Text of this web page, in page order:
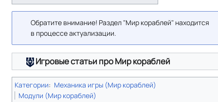
Обратите внимание! Раздел "Мир кораблей" находится
в процессе актуализации.
Игровые статьи про Мир кораблей
Категории: Механика игры (Мир кораблей)
Модули (Мир кораблей)